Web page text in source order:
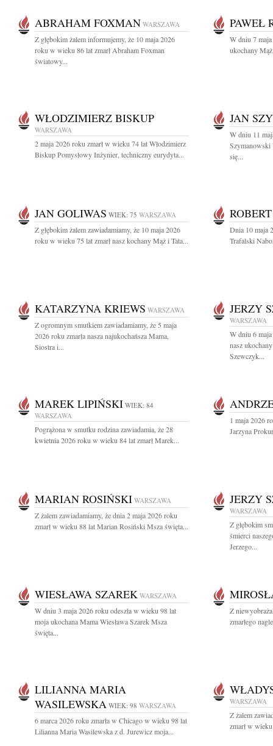
ABRAHAM FOXMAN WARSZAWA
Z głębokim żalem informujemy, że 10 maja 2026
roku w wieku 86 lat zmarł Abraham Foxman
światowy...
PAWEŁ
W dniu 7
ukochany
WŁODZIMIERZ BISKUP
WARSZAWA
2 maja 2026 roku zmarł w wieku 74 lat Włodzimierz
Biskup Pomysłowy Inżynier, techniczny eurydyta...
JAN
W dniu 11
Szymanowski
się...
JAN GOLIWAS WIEK: 75 WARSZAWA
Z głębokim żalem zawiadamiamy, że 10 maja 2026
roku w wieku 75 lat zmarł nasz kochany Mąż i Tata...
Dnia 10 maja
Trafalski
KATARZYNA KRIEWS WARSZAWA
Z ogromnym smutkiem zawiadamiamy, że 5 maja
2026 roku zmarła nasza najukochańsza Mama,
Siostra i...
JERZY
WARSZAWA
W dniu 6
nasz
Szewczyk...
MAREK LIPIŃSKI WIEK: 84
WARSZAWA
Pogrążona w smutku rodzina zawiadamia, że 28
kwietnia 2026 roku w wieku 84 lat zmarł Marek...
1 maja 2026
Jarzyna
MARIAN ROSIŃSKI WARSZAWA
Z żalem zawiadamiamy, że dnia 2 maja 2026 roku
zmarł w wieku 88 lat Marian Rosiński Msza święta...
JERZY
WARSZAWA
Z głębokim
śmierci
Jerzego...
WIESŁAWA SZAREK WARSZAWA
W dniu 3 maja 2026 roku odeszła w wieku 98 lat
moja ukochana Mama Wiesława Szarek Msza
święta...
Z
zmarłego
LILIANNA MARIA
WASILEWSKA WIEK: 98 WARSZAWA
6 marca 2026 roku zmarła w Chicago w wieku 98 lat
Lilianna Maria Wasilewska z d. Jurewicz moja...
WARSZAWA
Z żalem
zmarł w